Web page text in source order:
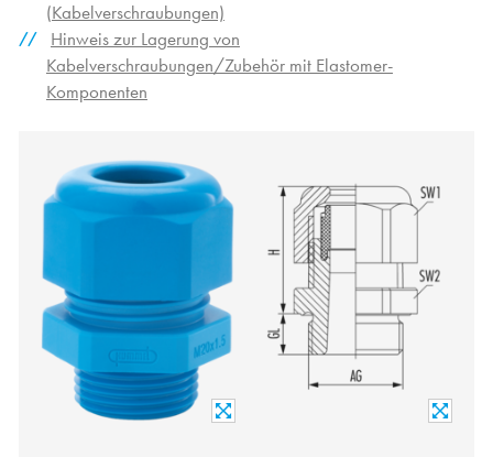
(Kabelverschraubungen)
Hinweis zur Lagerung von
Kabelverschraubungen/Zubehör mit Elastomer-
Komponenten